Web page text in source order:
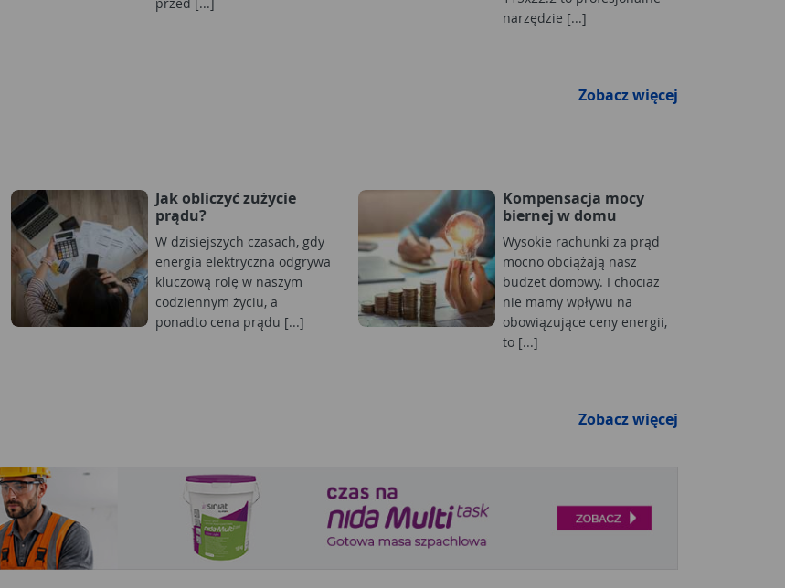
narzędzie [...]
Zobacz więcej
Jak obliczyć zużycie
prądu?
W dzisiejszych czasach, gdy
energia elektryczna odgrywa
kluczową rolę w naszym
codziennym życiu, a
ponadto cena prądu [...]
Kompensacja mocy
biernej w domu
Wysokie rachunki za prąd
mocno obciążają nasz
budżet domowy. I chociaż
nie mamy wpływu na
obowiązujące ceny energii,
to [...]
Zobacz więcej